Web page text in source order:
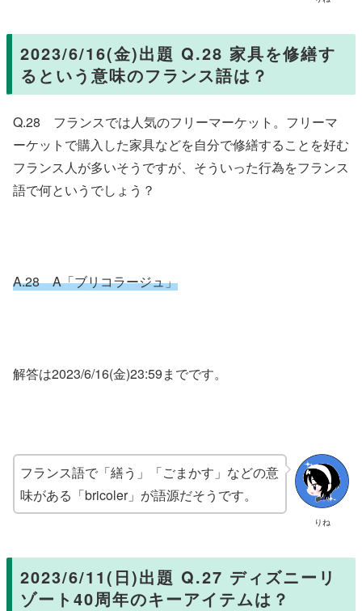
2023/6/16(金)出題 Q.28 家具を修繕す
るという意味のフランス語は？
Q.28 フランスでは人気のフリーマーケット。フリーマ
ーケットで購入した家具などを自分で修繕することを好む
フランス人が多いそうですが、そういった行為をフランス
語で何というでしょう？
A.28 A「ブリコラージュ」
解答は2023/6/16(金)23:59までです。
りね
フランス語で「繕う」「ごまかす」などの意
味がある「bricoler」が語源だそうです。
2023/6/11(日)出題 Q.27 ディズニーリ
ゾート40周年のキーアイテムは？